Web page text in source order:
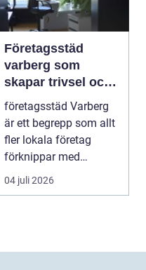
Företagsstäd
varberg som
skapar trivsel och
professionalism
företagsstäd Varberg
är ett begrepp som allt
fler lokala företag
förknippar med
struktur, trivsel oc...
04 juli 2026